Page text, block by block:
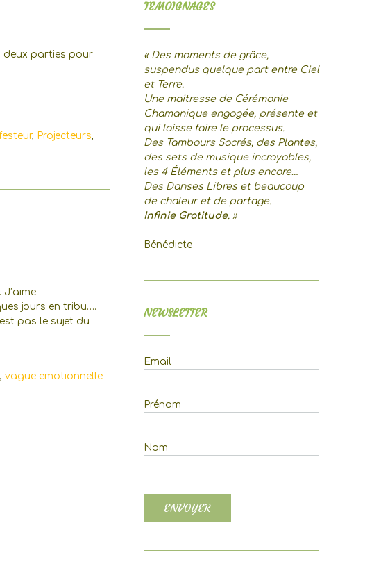
deux parties pour
, Projecteurs,
jours en tribu….
pas le sujet du
, vague emotionnelle
TEMOIGNAGES
« Des moments de grâce,
suspendus quelque part entre Ciel
et Terre.
Une maitresse de Cérémonie
Chamanique engagée, présente et
qui laisse faire le processus.
Des Tambours Sacrés, des Plantes,
des sets de musique incroyables,
les 4 Éléments et plus encore…
Des Danses Libres et beaucoup
de chaleur et de partage.
Infinie Gratitude. »
Bénédicte
NEWSLETTER
Email
Prénom
Nom